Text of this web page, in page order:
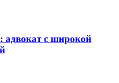
адвокат с широкой